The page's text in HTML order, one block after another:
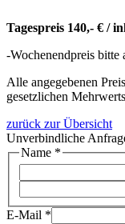
Tagespreis 140,- € /
-Wochenendpreis bitte
Alle angegebenen
gesetzlichen
zurück zur Übersicht
Unverbindliche
Name *
E-Mail *